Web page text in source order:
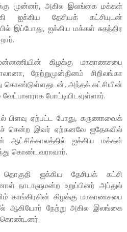
முன்னர், அகில இலங்கை மக்கள்
ஐக்கிய தேசியக் கட்சியுடன்
இப்போது, ஐக்கிய மக்கள் சுதந்திர
கிழக்கு மாகாணசபை
நேற்றுமுன்தினம் சிறிலங்கா
கொண்டுள்ளதுடன், அந்தக் கட்சியின்
போட்டியிடவுள்ளார்.
பிளவு ஏற்பட்ட போது, கருணாவைக்
சென்ற இவர் ஏற்கனவே ஐதேகவில்
ஆட்சிக்காலத்தில் ஐக்கிய மக்கள்
கொண்டவராவார்.
ஐக்கிய தேசியக் கட்சி
நாடாளுமன்ற உறுப்பினர் அப்துல்
காங்கிரசின் கிழக்கு மாகாணசபை
ஆகியோர் நேற்று அகில இலங்கை
கொண்டனர்.